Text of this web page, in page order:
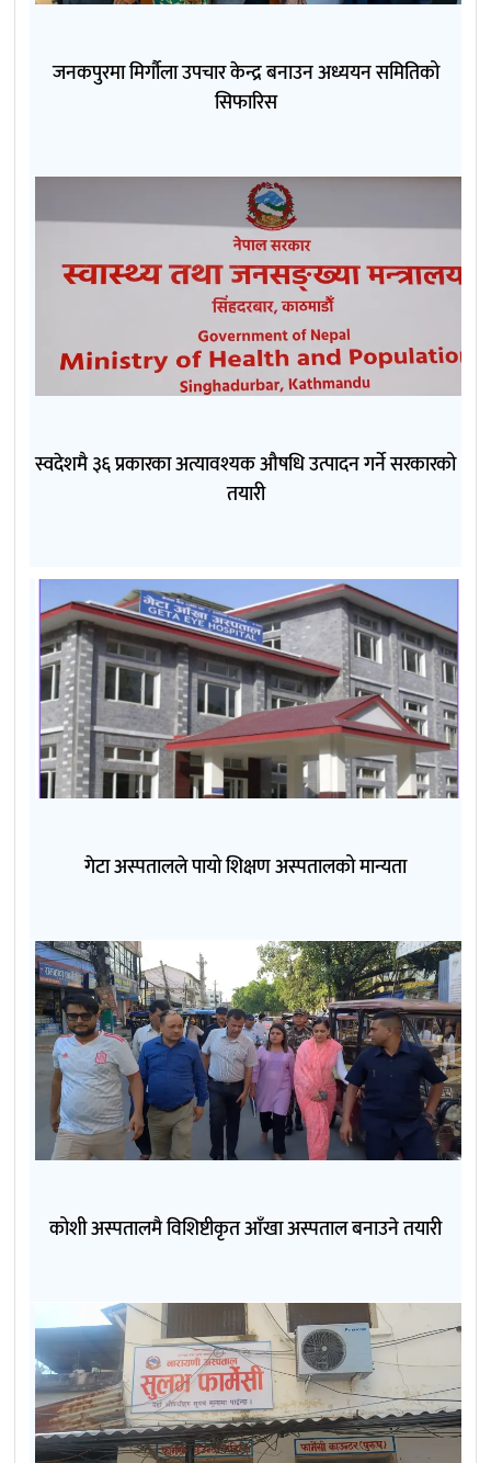
जनकपुरमा मिर्गौला उपचार केन्द्र बनाउन अध्ययन समितिको
सिफारिस
स्वदेशमै ३६ प्रकारका अत्यावश्यक औषधि उत्पादन गर्ने सरकारको
तयारी
गेटा अस्पतालले पायो शिक्षण अस्पतालको मान्यता
कोशी अस्पतालमै विशिष्टीकृत आँखा अस्पताल बनाउने तयारी